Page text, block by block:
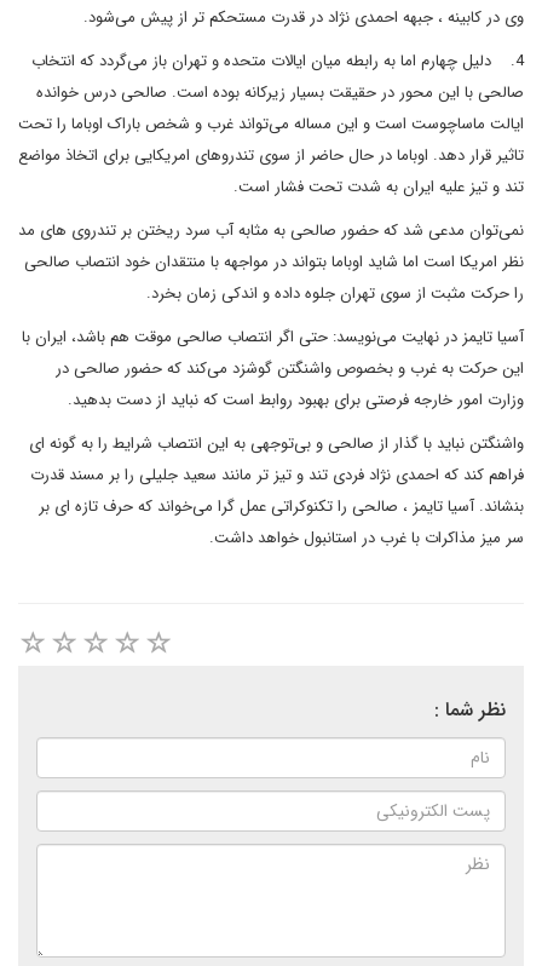
وى در کابينه ، جبهه احمدى نژاد در قدرت مستحکم تر از پيش مى‌شود.
4.
دليل چهارم اما به رابطه ميان ايالات متحده و تهران باز مى‌گردد که انتخاب
صالحى با اين محور در حقيقت بسيار زيرکانه بوده است. صالحى درس خوانده
ايالت ماساچوست است و اين مساله مى‌تواند غرب و شخص باراک اوباما را تحت
تاثير قرار دهد. اوباما در حال حاضر از سوى تندروهاى امريکايى براى اتخاذ مواضع
تند و تيز عليه ايران به شدت تحت فشار است.
نمى‌توان مدعى شد که حضور صالحى به مثابه آب سرد ريختن بر تندروى هاى مد
نظر امريکا است اما شايد اوباما بتواند در مواجهه با منتقدان خود انتصاب صالحى
را حرکت مثبت از سوى تهران جلوه داده و اندکى زمان بخرد.
آسيا تايمز در نهايت مى‌نويسد: حتى اگر انتصاب صالحى موقت هم باشد، ايران با
اين حرکت به غرب و بخصوص واشنگتن گوشزد مى‌کند که حضور صالحى در
وزارت امور خارجه فرصتى براى بهبود روابط است که نبايد از دست بدهيد.
واشنگتن نبايد با گذار از صالحى و بى‌توجهى به اين انتصاب شرايط را به گونه اى
فراهم کند که احمدى نژاد فردى تند و تيز تر مانند سعيد جليلى را بر مسند قدرت
بنشاند. آسيا تايمز ، صالحى را تکنوکراتى عمل گرا مى‌خواند که حرف تازه اى بر
سر ميز مذاکرات با غرب در استانبول خواهد داشت.
نظر شما :